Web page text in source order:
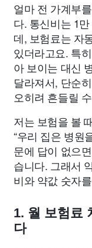
얼마 전 가계부
다. 통신비는 1
데, 보험료는 자
있더라고요. 특
아 보이는 대신
달라져서, 단순
오히려 흔들릴
저는 보험을 볼
“우리 집은 병원
문에 답이 없으
습니다. 그래서
비와 약값 숫자
1. 월 보험료
다